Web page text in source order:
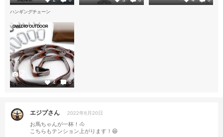
ハンギングチェーン
OWLDIO OUTDOOR
4 0
エジプさん 2022年6月20日
お馬ちゃんが一杯！🐴
こちらもテンション上がります！😆